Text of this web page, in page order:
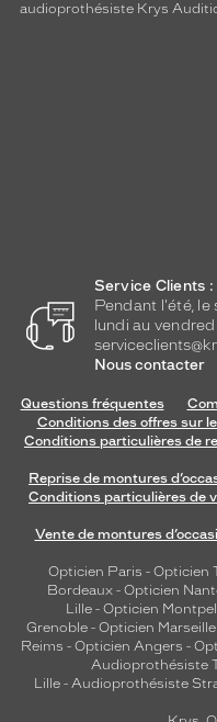
audioprothésiste Krys
Service Clients
Pendant l'été,
lundi au
Nous contacter
Questions fréquentes
Conditions des offres sur
Conditions particulières de
Reprise de montures
Conditions particulières de
Vente de montures
Opticien Paris - Opticien
Bordeaux- Opticien
Lille - Opticien
Grenoble - Opticien Marseille
Reims - Opticien Angers -
Audioprothésiste
Lille- Audioprothésiste